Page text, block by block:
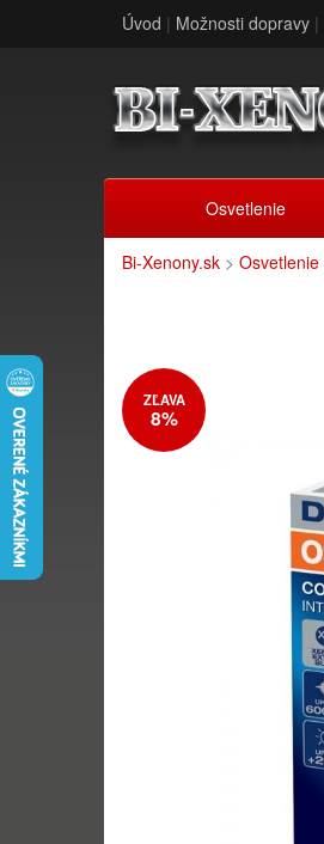
Úvod | Možnosti dopravy |
Osvetlenie
Bi-Xenony.sk > Osvetlenie
ZĽAVA
8%